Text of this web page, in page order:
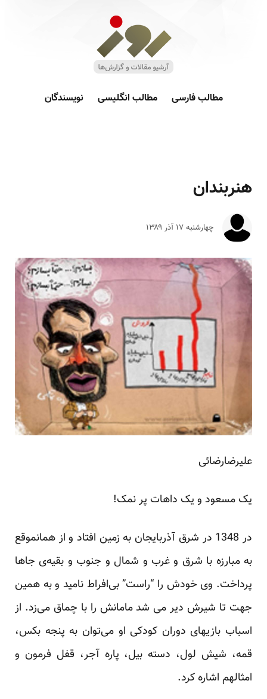
مطالب فارسی مطالب انگلیسی نویسندگان
هنربندان
چهارشنبه ۱۷ آذر ۱۳۸۹
علیرضارضائی
یک مسعود و یک داهات پر نمک!
در 1348 در شرق آذربایجان به زمین افتاد و از همانموقع
به مبارزه با شرق و غرب و شمال و جنوب و بقیه‌ی جاها
پرداخت. وی خودش را “راست” بی‌افراط نامید و به همین
جهت تا شیرش دیر می شد مامانش را با چماق می‌زد. از
اسباب بازیهای دوران کودکی او می‌توان به پنجه بکس،
قمه، شیش لول، دسته بیل، پاره آجر، قفل فرمون و
امثالهم اشاره کرد.